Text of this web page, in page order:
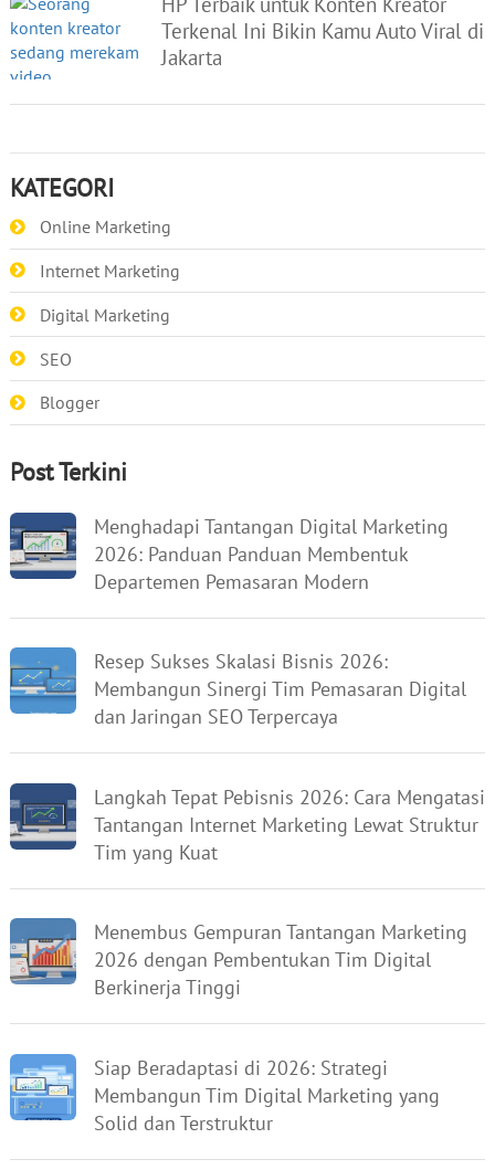
Terkenal Ini Bikin Kamu Auto Viral di
Jakarta
KATEGORI
Online Marketing
Internet Marketing
Digital Marketing
SEO
Blogger
Post Terkini
Menghadapi Tantangan Digital Marketing
2026: Panduan Panduan Membentuk
Departemen Pemasaran Modern
Resep Sukses Skalasi Bisnis 2026:
Membangun Sinergi Tim Pemasaran Digital
dan Jaringan SEO Terpercaya
Langkah Tepat Pebisnis 2026: Cara Mengatasi
Tantangan Internet Marketing Lewat Struktur
Tim yang Kuat
Menembus Gempuran Tantangan Marketing
2026 dengan Pembentukan Tim Digital
Berkinerja Tinggi
Siap Beradaptasi di 2026: Strategi
Membangun Tim Digital Marketing yang
Solid dan Terstruktur